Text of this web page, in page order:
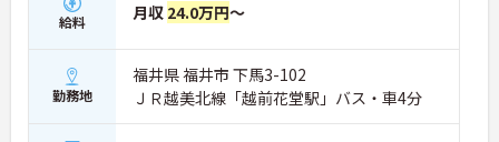
給料 月収 24.0万円～
勤務地
福井県 福井市 下馬3-102
ＪＲ越美北線「越前花堂駅」バス・車4分